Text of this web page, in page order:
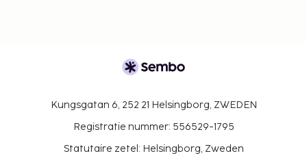
Kungsgatan 6, 252 21 Helsingborg, ZWEDEN
Registratie nummer: 556529-1795
Statutaire zetel: Helsingborg, Zweden